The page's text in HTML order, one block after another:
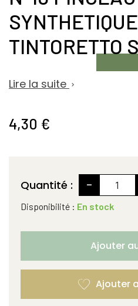
TINTORETTO
Lire la suite 
4,30 €
Quantité : -
Disponibilité : En stock
Ajouter